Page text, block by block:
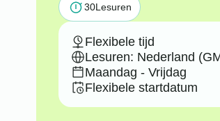
30Lesuren
Flexibele tijd
Lesuren: Nederland
Maandag - Vrijdag
Flexibele startdatum